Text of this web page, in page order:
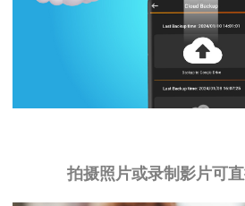
拍摄照片或录制影片可